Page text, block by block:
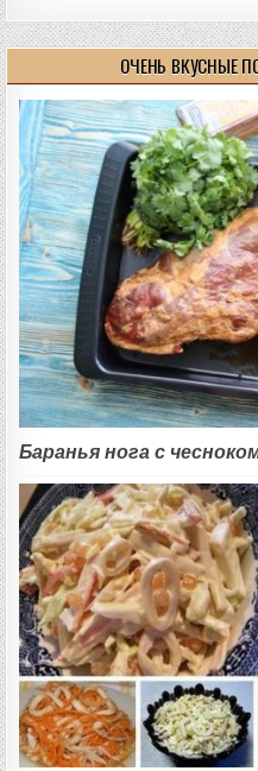
ОЧЕНЬ ВКУСНЫЕ
Баранья нога с